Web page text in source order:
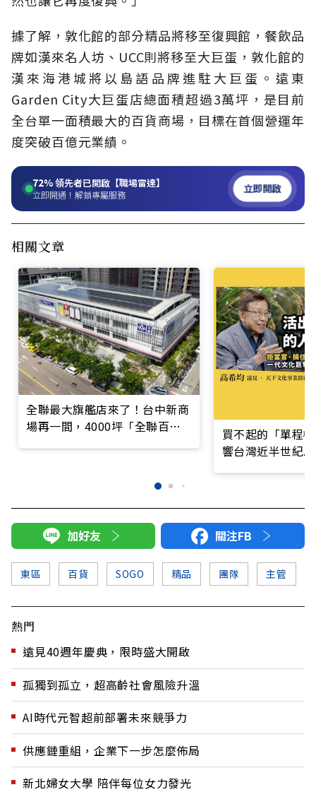
據了解，敦化館的部分精品將移至復興館，餐飲品
牌如漢來名人坊、UCC則將移至大巨蛋，敦化館的
漢來海港城將以島語品牌進駐大巨蛋。遠東
Garden City大巨蛋店總面積超過3萬坪，是目前
全台單一面積最大的百貨商場，目標在首個營運年
度突破百億元業績。
72%領先者已開啟【職場雷達】
立即開通！解鎖專屬服務 立即開啟
相關文章
全聯最大旗艦店來了！台中新商
場再一間，4000坪「全聯百貨
買不起的「單程
響台灣近半世紀
加好友 關注FB
東區 百貨 SOGO 精品 團隊 主管
熱門
遠見40週年慶典，限時盛大開啟
孤獨到孤立，超高齡社會風險升溫
AI時代元智超前部署未來競爭力
供應鏈重組，企業下一步怎麼佈局
新北婦女大學 陪伴每位女力發光